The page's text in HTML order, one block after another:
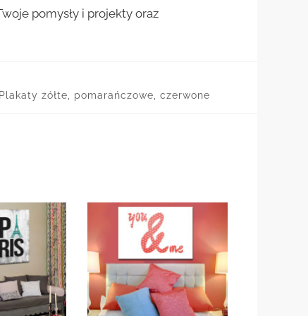
pomysły i projekty oraz
Plakaty żółte, pomarańczowe, czerwone